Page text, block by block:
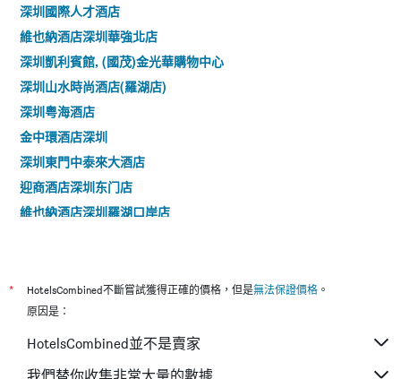
深圳國際人才酒店
維也納酒店深圳華強北店
深圳凱利賓館, (國茂)金光華購物中心
深圳山水時尚酒店(羅湖店)
深圳粤海酒店
金中環酒店深圳
深圳東門中泰來大酒店
迎商酒店深圳东门店
維也納酒店深圳羅湖口岸店
* HotelsCombined不斷嘗試獲得正確的價格，但是無法保證價格 。
原因是：
HotelsCombined並不是賣家